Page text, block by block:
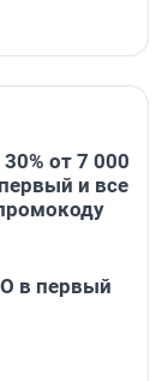
от 7 000
и все
в первый